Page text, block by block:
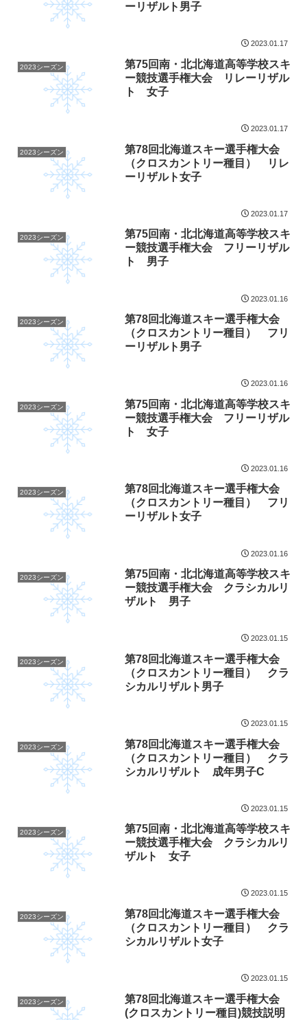
ーリザルト男子
2023.01.17
2023シーズン
第75回南・北北海道高等学校スキ
ー競技選手権大会 リレーリザル
ト 女子
2023.01.17
2023シーズン
第78回北海道スキー選手権大会
（クロスカントリー種目） リレ
ーリザルト女子
2023.01.17
2023シーズン
第75回南・北北海道高等学校スキ
ー競技選手権大会 フリーリザル
ト 男子
2023.01.16
2023シーズン
第78回北海道スキー選手権大会
（クロスカントリー種目） フリ
ーリザルト男子
2023.01.16
2023シーズン
第75回南・北北海道高等学校スキ
ー競技選手権大会 フリーリザル
ト 女子
2023.01.16
2023シーズン
第78回北海道スキー選手権大会
（クロスカントリー種目） フリ
ーリザルト女子
2023.01.16
2023シーズン
第75回南・北北海道高等学校スキ
ー競技選手権大会 クラシカルリ
ザルト 男子
2023.01.15
2023シーズン
第78回北海道スキー選手権大会
（クロスカントリー種目） クラ
シカルリザルト男子
2023.01.15
2023シーズン
第78回北海道スキー選手権大会
（クロスカントリー種目） クラ
シカルリザルト 成年男子C
2023.01.15
2023シーズン
第75回南・北北海道高等学校スキ
ー競技選手権大会 クラシカルリ
ザルト 女子
2023.01.15
2023シーズン
第78回北海道スキー選手権大会
（クロスカントリー種目） クラ
シカルリザルト女子
2023.01.15
2023シーズン
第78回北海道スキー選手権大会
(クロスカントリー種目)競技説明